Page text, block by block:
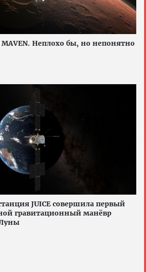
Неплохо бы, но непонятно
JUICE совершила первый
гравитационный манёвр